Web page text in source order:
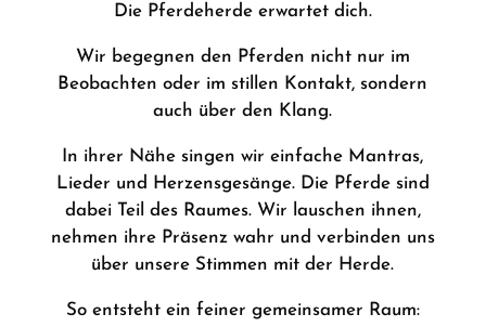
Die Pferdeherde erwartet dich.
Wir begegnen den Pferden nicht nur im
Beobachten oder im stillen Kontakt, sondern
auch über den Klang.
In ihrer Nähe singen wir einfache Mantras,
Lieder und Herzensgesänge. Die Pferde sind
dabei Teil des Raumes. Wir lauschen ihnen,
nehmen ihre Präsenz wahr und verbinden uns
über unsere Stimmen mit der Herde.
So entsteht ein feiner gemeinsamer Raum: